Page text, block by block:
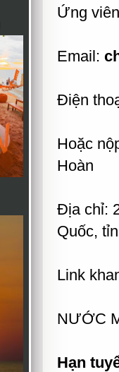
Ứng
Email:
Điện
Hoặc
Hoàn
Địa chỉ:
Quốc,
Link
NƯỚC
Hạn